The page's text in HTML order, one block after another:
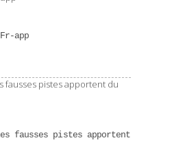
app
fausses pistes apportent